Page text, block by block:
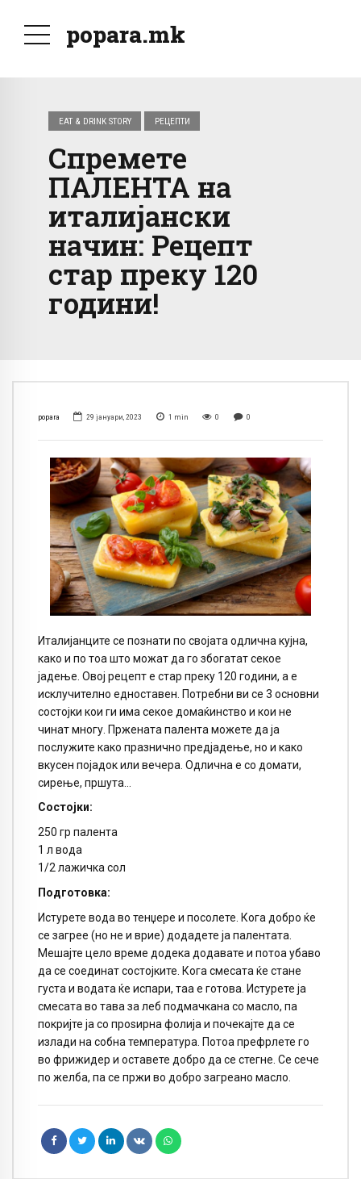
popara.mk
EAT & DRINK STORY РЕЦЕПТИ
Спремете
ПАЛЕНТА на
италијански
начин: Рецепт
стар преку 120
години!
popara 29 јануари, 2023 1 min 0 0
Италијанците се познати по својата одлична кујна,
како и по тоа што можат да го збогатат секое
јадење. Овој рецепт е стар преку 120 години, а е
исклучително едноставен. Потребни ви се 3 основни
состојки кои ги има секое домаќинство и кои не
чинат многу. Пржената палента можете да ја
послужите како празнично предјадење, но и како
вкусен појадок или вечера. Одлична е со домати,
сирење, пршута…
Состојки:
250 гр палента
1 л вода
1/2 лажичка сол
Подготовка:
Истурете вода во тенџере и посолете. Кога добро ќе
се загрее (но не и врие) додадете ја палентата.
Мешајте цело време додека додавате и потоа убаво
да се соединат состојките. Кога смесата ќе стане
густа и водата ќе испари, таа е готова. Истурете ја
смесата во тава за леб подмачкана со масло, па
покријте ја со проѕирна фолија и почекајте да се
излади на собна температура. Потоа префрлете го
во фрижидер и оставете добро да се стегне. Се сече
по желба, па се пржи во добро загреано масло.